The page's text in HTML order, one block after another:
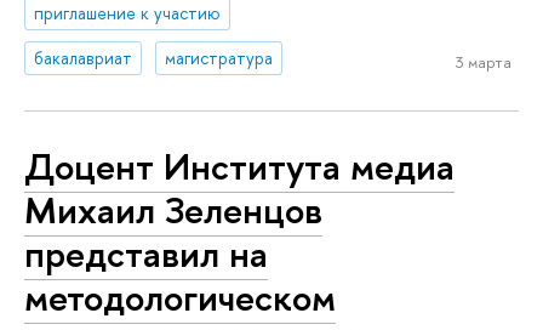
приглашение к участию
бакалавриат
магистратура 3 марта
Доцент Института медиа
Михаил Зеленцов
представил на
методологическом